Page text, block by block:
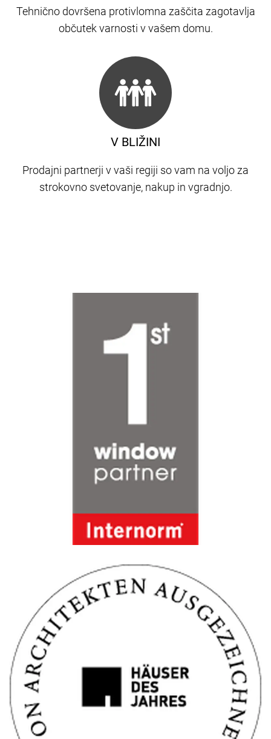
V BLIŽINI
Prodajni partnerji v vaši regiji so vam na voljo za
strokovno svetovanje, nakup in vgradnjo.
Tehnično dovršena protivlomna zaščita zagotavlja
občutek varnosti v vašem domu.